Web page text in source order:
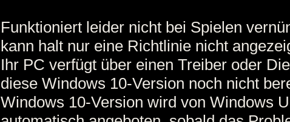
Funktioniert leider nicht bei Spielen
kann halt nur eine Richtlinie nicht
Ihr PC verfügt über einen Treiber oder
diese Windows 10-Version noch nicht
Windows 10-Version wird von Windows